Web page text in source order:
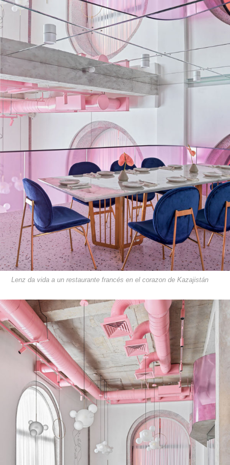
Lenz da vida a un restaurante francés en el corazon de Kazajistán